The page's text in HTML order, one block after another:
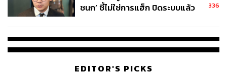
ชนก’ ชี้ไม่ใช่การแฮ็ก ปิดระบบแล้ว
336
EDITOR'S PICKS